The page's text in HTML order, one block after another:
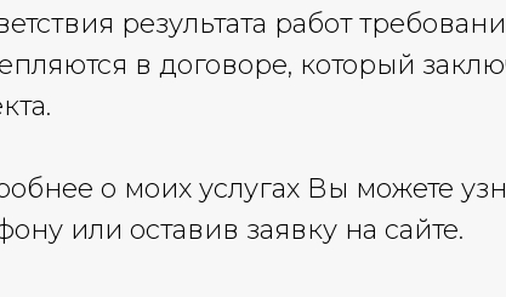
результата работ
в договоре, который
о моих услугах Вы можете
или оставив заявку на сайте.